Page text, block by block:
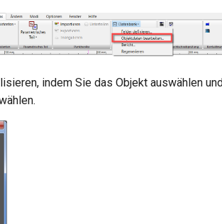
indem Sie das Objekt auswählen